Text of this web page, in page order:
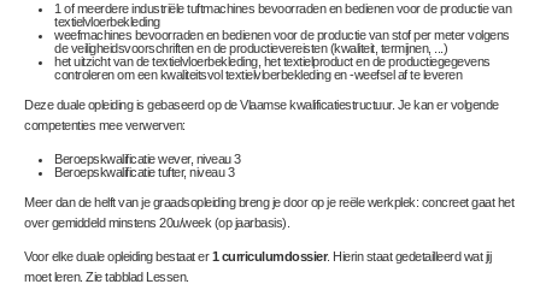
1 of meerdere industriële tuftmachines bevoorraden en bedienen voor de productie van
textielvloerbekleding
weefmachines bevoorraden en bedienen voor de productie van stof per meter volgens
de veiligheidsvoorschriften en de productievereisten (kwaliteit, termijnen, ...)
het uitzicht van de textielvloerbekleding, het textielproduct en de productiegegevens
controleren om een kwaliteitsvol textielvloerbekleding en -weefsel af te leveren
Deze duale opleiding is gebaseerd op de Vlaamse kwalificatiestructuur. Je kan er volgende
competenties mee verwerven:
Beroepskwalificatie wever, niveau 3
Beroepskwalificatie tufter, niveau 3
Meer dan de helft van je graadsopleiding breng je door op je reële werkplek: concreet gaat het
over gemiddeld minstens 20u/week (op jaarbasis).
Voor elke duale opleiding bestaat er1 curriculumdossier. Hierin staat gedetailleerd wat jij
moet leren. Zie tabblad Lessen.